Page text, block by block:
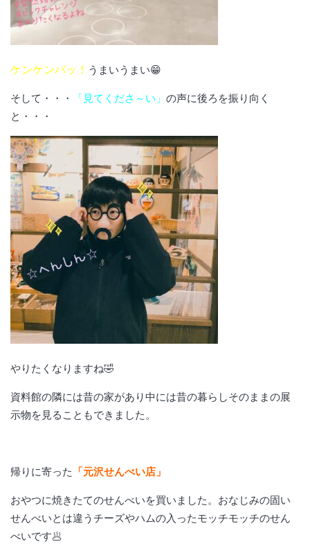
ケンケンパッ！ うまいうまい😁
そして・・・ 「見てくださ～い」 の声に後ろを振り向く
と・・・
やりたくなりますね🤣
資料館の隣には昔の家があり中には昔の暮らしそのままの展
示物を見ることもできました。
帰りに寄った 「元沢せんべい店」
おやつに焼きたてのせんべいを買いました。おなじみの固い
せんべいとは違うチーズやハムの入ったモッチモッチのせん
べいです🥟